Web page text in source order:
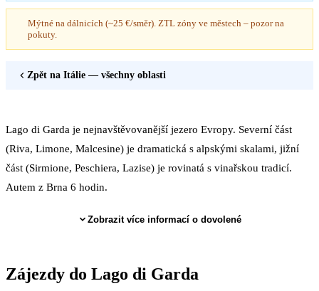
Mýtné na dálnicích (~25 €/směr). ZTL zóny ve městech – pozor na
pokuty.
Zpět na Itálie — všechny oblasti
Lago di Garda je nejnavštěvovanější jezero Evropy. Severní část
(Riva, Limone, Malcesine) je dramatická s alpskými skalami, jižní
část (Sirmione, Peschiera, Lazise) je rovinatá s vinařskou tradicí.
Autem z Brna 6 hodin.
Zobrazit více informací o dovolené
Zájezdy do Lago di Garda